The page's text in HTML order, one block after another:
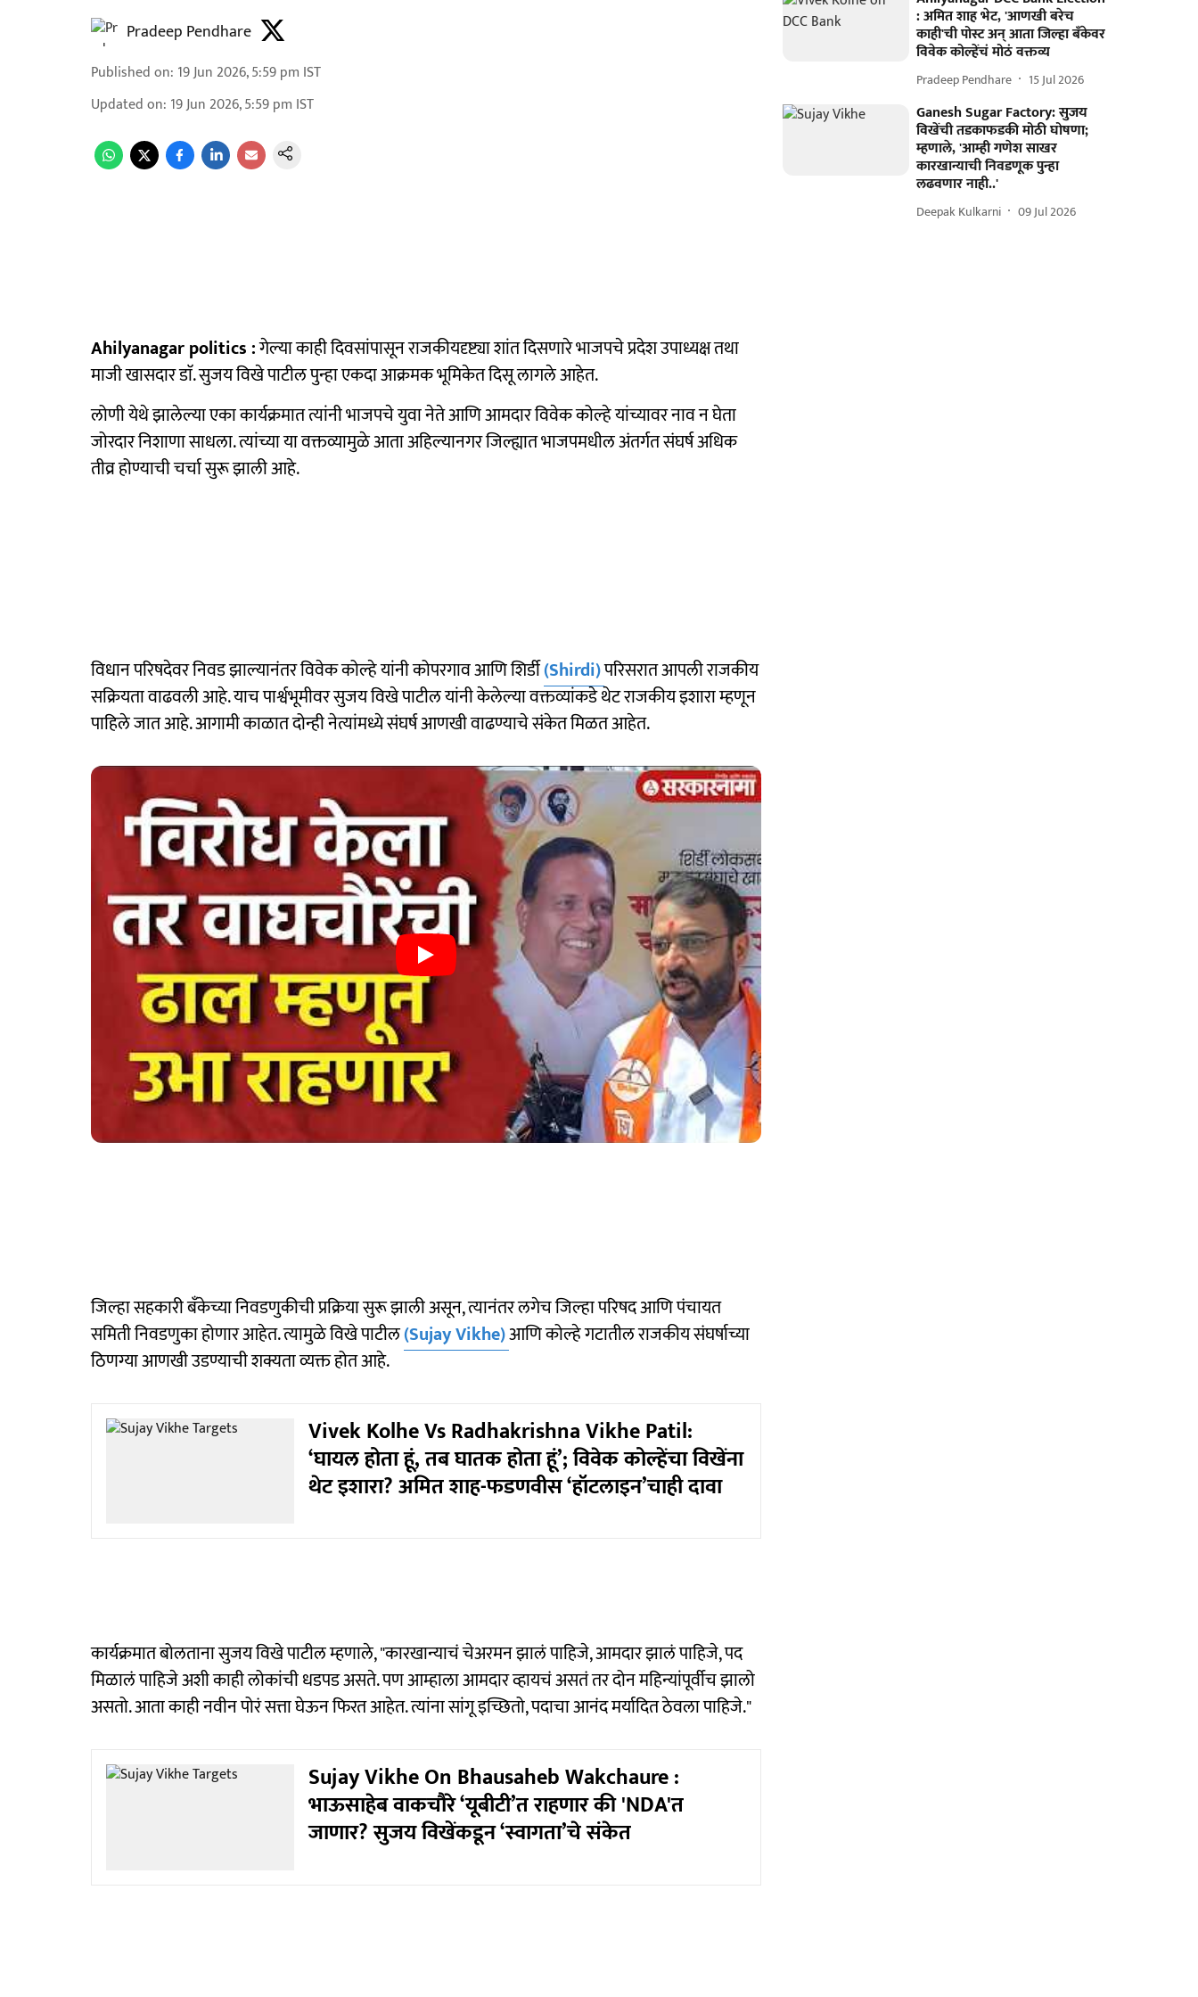
Pradeep Pendhare
Published on: 19 Jun 2026, 5:59 pm IST
Updated on: 19 Jun 2026, 5:59 pm IST
Ahilyanagar politics :गेल्या काही दिवसांपासून राजकीयदृष्ट्या शांत दिसणारे भाजपचे प्रदेश उपाध्यक्ष तथा
माजी खासदार डाॅ. सुजय विखे पाटील पुन्हा एकदा आक्रमक भूमिकेत दिसू लागले आहेत.
लोणी येथे झालेल्या एका कार्यक्रमात त्यांनी भाजपचे युवा नेते आणि आमदार विवेक कोल्हे यांच्यावर नाव न घेता
जोरदार निशाणा साधला. त्यांच्या या वक्तव्यामुळे आता अहिल्यानगर जिल्ह्यात भाजपमधील अंतर्गत संघर्ष अधिक
तीव्र होण्याची चर्चा सुरू झाली आहे.
विधान परिषदेवर निवड झाल्यानंतर विवेक कोल्हे यांनी कोपरगाव आणि शिर्डी(Shirdi)परिसरात आपली राजकीय
सक्रियता वाढवली आहे. याच पार्श्वभूमीवर सुजय विखे पाटील यांनी केलेल्या वक्तव्यांकडे थेट राजकीय इशारा म्हणून
पाहिले जात आहे. आगामी काळात दोन्ही नेत्यांमध्ये संघर्ष आणखी वाढण्याचे संकेत मिळत आहेत.
जिल्हा सहकारी बँकेच्या निवडणुकीची प्रक्रिया सुरू झाली असून, त्यानंतर लगेच जिल्हा परिषद आणि पंचायत
समिती निवडणुका होणार आहेत. त्यामुळे विखे पाटील(Sujay Vikhe)आणि कोल्हे गटातील राजकीय संघर्षाच्या
ठिणग्या आणखी उडण्याची शक्यता व्यक्त होत आहे.
Vivek Kolhe Vs Radhakrishna Vikhe Patil:
‘घायल होता हूं, तब घातक होता हूं’; विवेक कोल्हेंचा विखेंना
थेट इशारा? अमित शाह-फडणवीस ‘हॉटलाइन’चाही दावा
कार्यक्रमात बोलताना सुजय विखे पाटील म्हणाले, "कारखान्याचं चेअरमन झालं पाहिजे, आमदार झालं पाहिजे, पद
मिळालं पाहिजे अशी काही लोकांची धडपड असते. पण आम्हाला आमदार व्हायचं असतं तर दोन महिन्यांपूर्वीच झालो
असतो. आता काही नवीन पोरं सत्ता घेऊन फिरत आहेत. त्यांना सांगू इच्छितो, पदाचा आनंद मर्यादित ठेवला पाहिजे."
Sujay Vikhe On Bhausaheb Wakchaure :
भाऊसाहेब वाकचौरे ‘यूबीटी’त राहणार की 'NDA'त
जाणार? सुजय विखेंकडून ‘स्वागता’चे संकेत
: अमित शाह भेट, 'आणखी बरेच
काही'ची पोस्ट अन् आता जिल्हा बँकेवर
विवेक कोल्हेंचं मोठं वक्तव्य
Pradeep Pendhare 15 Jul 2026
Ganesh Sugar Factory: सुजय
विखेंची तडकाफडकी मोठी घोषणा;
म्हणाले, 'आम्ही गणेश साखर
कारखान्याची निवडणूक पुन्हा
लढवणार नाही..'
Deepak Kulkarni 09 Jul 2026